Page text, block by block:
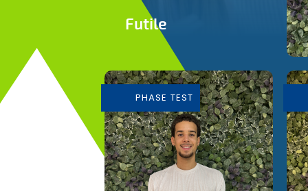
Futile
Conception et
Fabrication de mobilier
durable
En savoir plus
PHASE TEST